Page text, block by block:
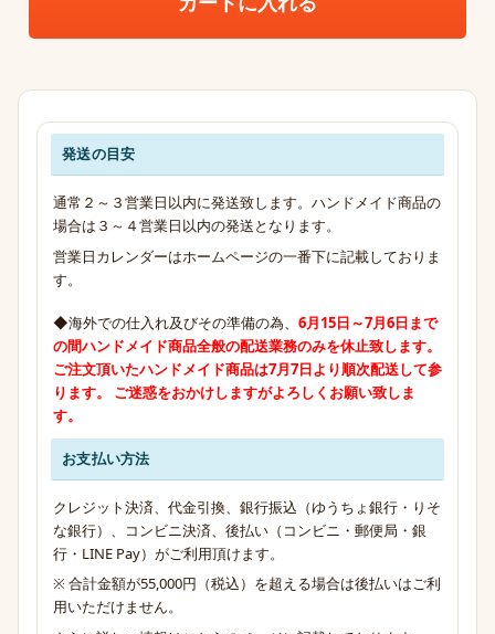
発送・お支払い・送料のご案内
発送の目安
通常２～３営業日以内に発送致します。ハンドメイド商品の
場合は３～４営業日以内の発送となります。
営業日カレンダーはホームページの一番下に記載しておりま
す。
◆海外での仕入れ及びその準備の為、 6月15日～7月6日まで
の間ハンドメイド商品全般の配送業務のみを休止致します。
ご注文頂いたハンドメイド商品は7月7日より順次配送して参
ります。 ご迷惑をおかけしますがよろしくお願い致しま
す。
お支払い方法
クレジット決済、代金引換、銀行振込（ゆうちょ銀行・りそ
な銀行）、コンビニ決済、後払い（コンビニ・郵便局・銀
行・LINE Pay）がご利用頂けます。
※ 合計金額が55,000円（税込）を超える場合は後払いはご利
用いただけません。